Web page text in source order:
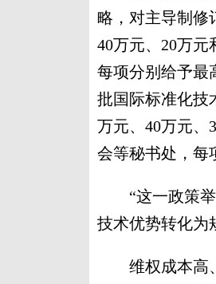
略，对主导制修
40万元、20万元
每项分别给予最
批国际标准化技
万元、40万元、
会等秘书处，每
“这一政策举
技术优势转化为
维权成本高、